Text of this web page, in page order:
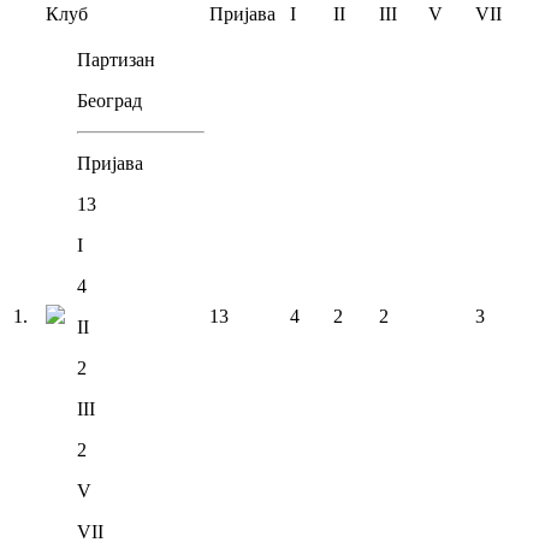
Клуб
Пријава I II III V VII
1 .
Партизан
Београд
Пријава
13
I
4
II
2
III
2
V
VII
13 4 2 2 3